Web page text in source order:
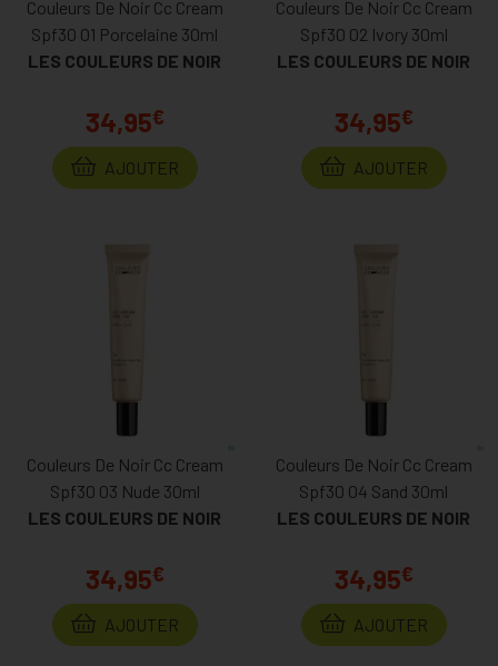
Couleurs De Noir Cc Cream
Spf30 01 Porcelaine 30ml
LES COULEURS DE NOIR
34,95€
AJOUTER
Couleurs De Noir Cc Cream
Spf30 02 Ivory 30ml
LES COULEURS DE NOIR
34,95€
AJOUTER
Couleurs De Noir Cc Cream
Spf30 03 Nude 30ml
LES COULEURS DE NOIR
34,95€
AJOUTER
Couleurs De Noir Cc Cream
Spf30 04 Sand 30ml
LES COULEURS DE NOIR
34,95€
AJOUTER